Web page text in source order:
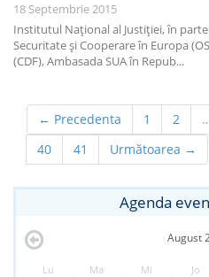
18 Septembrie 2015
Institutul Naţional al Justiţiei, în
Securitate şi Cooperare în Europa
(CDF), Ambasada SUA în Repub...
← Precedenta 1 2
40
41 Următoarea →
Agenda
August
Lu Ma Mi Jo